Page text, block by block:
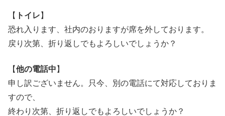
【 トイレ 】
恐れ入ります、社内のおりますが席を外しております。
戻り次第、折り返しでもよろしいでしょうか？
【他の電話中 】
申し訳ございません。只今、別の電話にて対応しておりま
すので、
終わり次第、折り返しでもよろしいでしょうか？